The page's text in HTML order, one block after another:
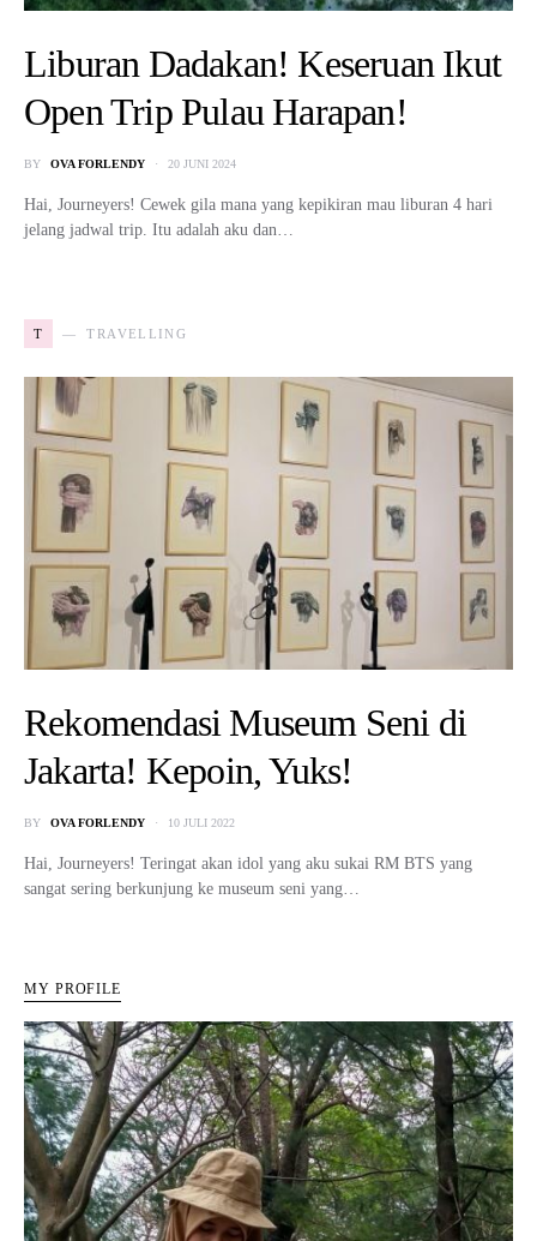
Liburan Dadakan! Keseruan Ikut
Open Trip Pulau Harapan!
BY OVA FORLENDY 20 JUNI 2024
Hai, Journeyers! Cewek gila mana yang kepikiran mau liburan 4 hari
jelang jadwal trip. Itu adalah aku dan…
T TRAVELLING
Rekomendasi Museum Seni di
Jakarta! Kepoin, Yuks!
BY OVA FORLENDY 10 JULI 2022
Hai, Journeyers! Teringat akan idol yang aku sukai RM BTS yang
sangat sering berkunjung ke museum seni yang…
MY PROFILE